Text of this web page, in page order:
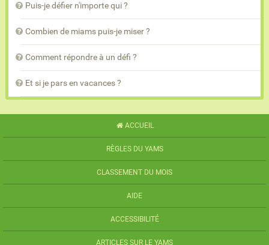
Puis-je défier n'importe qui ?
Combien de miams puis-je miser ?
Comment répondre à un défi ?
Et si je pars en vacances ?
ACCUEIL
RÈGLES DU YAMS
CLASSEMENT DU MOIS
AIDE
ACCESSIBILITÉ
ARTICLES SUR LE YAMS